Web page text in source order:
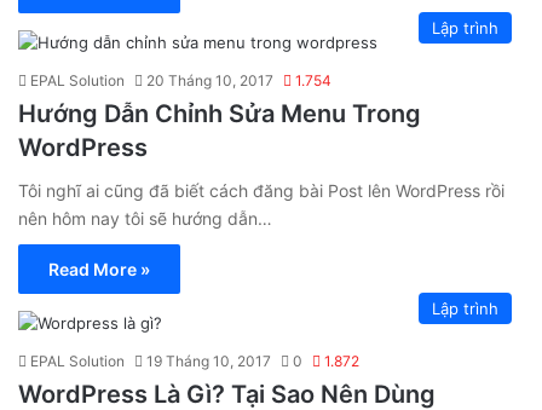
Lập trình
EPAL Solution 20 Tháng 10, 2017 1.754
Hướng Dẫn Chỉnh Sửa Menu Trong
WordPress
Tôi nghĩ ai cũng đã biết cách đăng bài Post lên WordPress rồi
nên hôm nay tôi sẽ hướng dẫn…
Read More »
Lập trình
EPAL Solution 19 Tháng 10, 2017 0 1.872
WordPress Là Gì? Tại Sao Nên Dùng